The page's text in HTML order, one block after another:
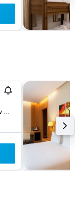
Salyan Highway Shikhov Beach 1023, Baku, Azerbaijan